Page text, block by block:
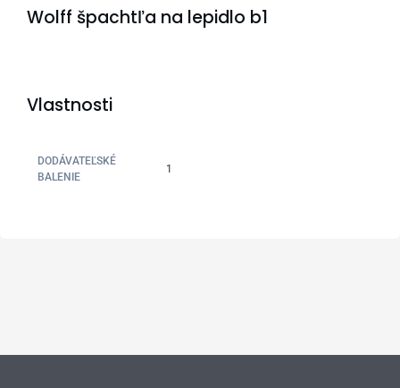
Wolff špachtľa na lepidlo b1
Vlastnosti
DODÁVATEĽSKÉ
BALENIE
1